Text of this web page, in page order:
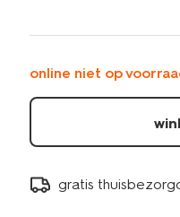
online niet op
gratis